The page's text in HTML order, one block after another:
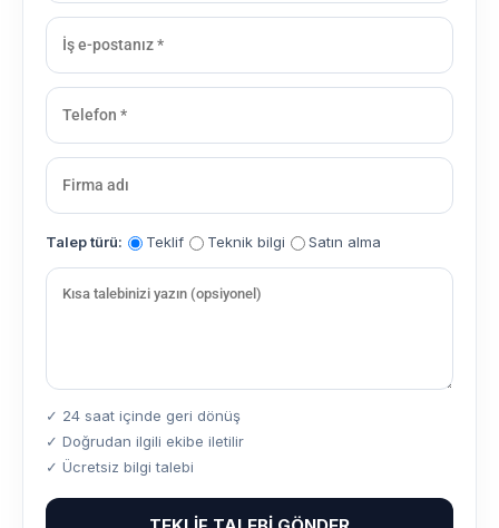
Talep türü: Teklif Teknik bilgi Satın alma
✓ 24 saat içinde geri dönüş
✓ Doğrudan ilgili ekibe iletilir
✓ Ücretsiz bilgi talebi